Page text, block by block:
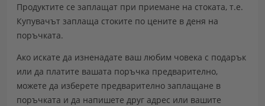
Продуктите се заплащат при приемане на стоката, т.е.
Купувачът заплаща стоките по цените в деня на
поръчката.
Ако искате да изненадате ваш любим човека с подарък
или да платите вашата поръчка предварително,
можете да изберете предварително заплащане в
поръчката и да напишете друг адрес или вашите